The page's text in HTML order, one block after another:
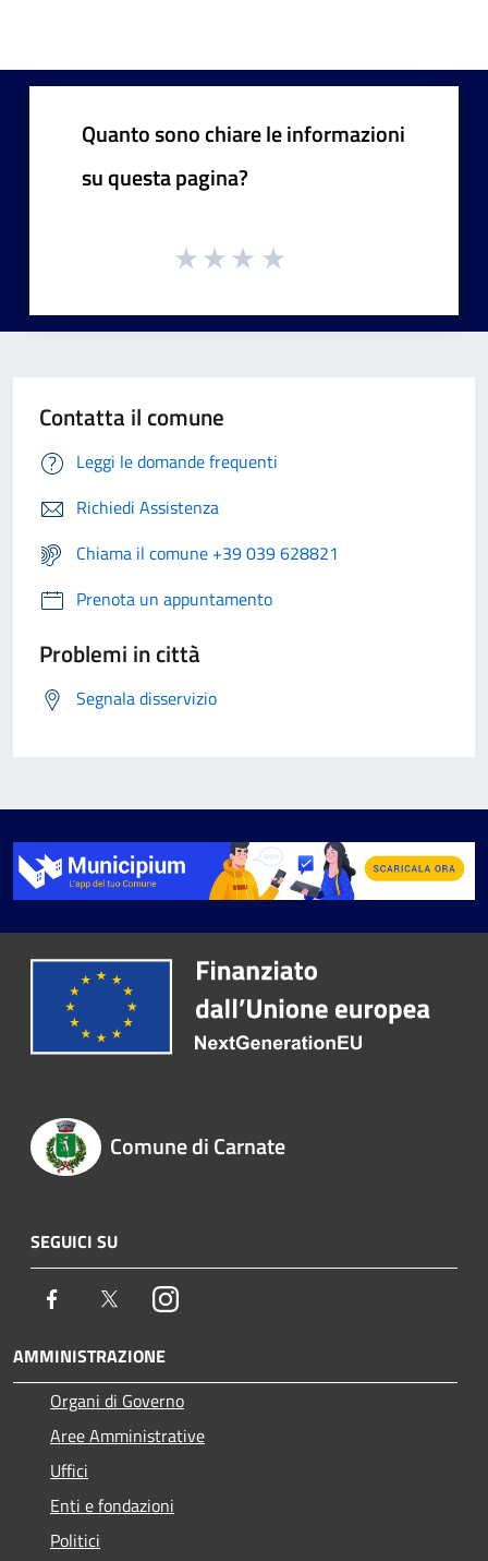
Quanto sono chiare le informazioni
su questa pagina?
Contatta il comune
Leggi le domande frequenti
Richiedi Assistenza
Chiama il comune +39 039 628821
Prenota un appuntamento
Problemi in città
Segnala disservizio
Comune di Carnate
SEGUICI SU
Facebook TwitterInstagram
AMMINISTRAZIONE
Organi di Governo
Aree Amministrative
Uffici
Enti e fondazioni
Politici